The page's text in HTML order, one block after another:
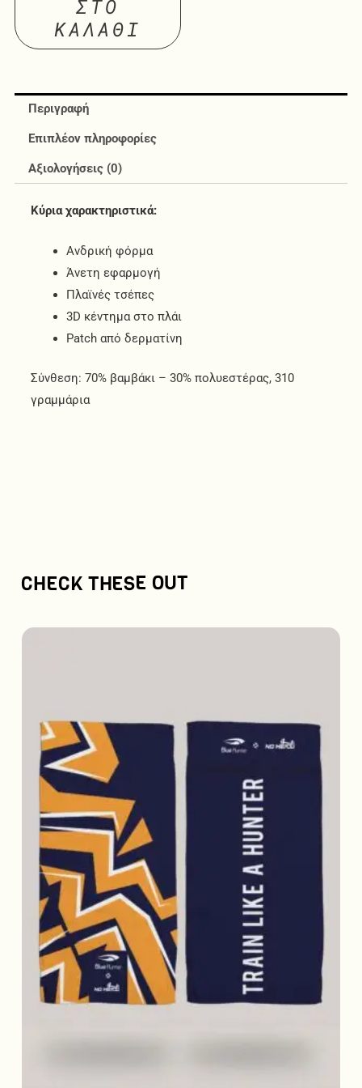
ΣΤΟ
ΚΑΛΆΘΙ
Περιγραφή
Επιπλέον πληροφορίες
Αξιολογήσεις (0)
Κύρια χαρακτηριστικά:
Ανδρική φόρμα
Άνετη εφαρμογή
Πλαϊνές τσέπες
3D κέντημα στο πλάι
Patch από δερματίνη
Σύνθεση: 70% βαμβάκι – 30% πολυεστέρας, 310
γραμμάρια
CHECK THESE OUT